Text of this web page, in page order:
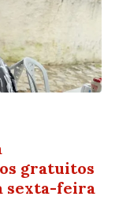
gratuitos
sexta-feira